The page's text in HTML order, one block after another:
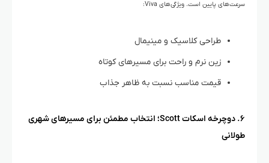
سرعت‌های پایین است. ویژگی‌های Viva:
طراحی کلاسیک و مینیمال
زین نرم و راحت برای مسیرهای کوتاه
قیمت مناسب نسبت به ظاهر جذاب
۶. دوچرخه اسکات Scott؛ انتخاب مطمئن برای مسیرهای شهری
طولانی